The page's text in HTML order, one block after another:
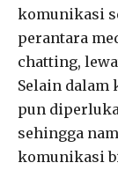
komunikasi
perantara
chatting,
Selain
pun
sehingga
komunikasi